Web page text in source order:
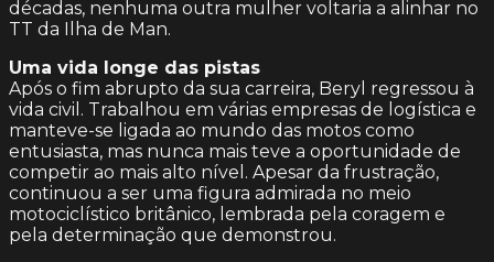
décadas, nenhuma outra mulher voltaria a alinhar no
TT da Ilha de Man.
Uma vida longe das pistas
Após o fim abrupto da sua carreira, Beryl regressou à
vida civil. Trabalhou em várias empresas de logística e
manteve-se ligada ao mundo das motos como
entusiasta, mas nunca mais teve a oportunidade de
competir ao mais alto nível. Apesar da frustração,
continuou a ser uma figura admirada no meio
motociclístico britânico, lembrada pela coragem e
pela determinação que demonstrou.